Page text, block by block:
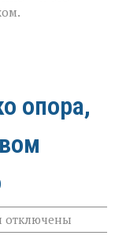
опора,
к
записи
отключены